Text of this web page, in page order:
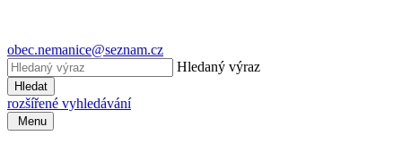
obec.nemanice@seznam.cz
Hledaný výraz
Hledat
rozšířené vyhledávání
Menu